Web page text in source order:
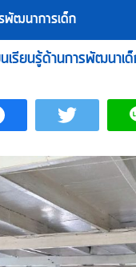
พัฒนาการเด็ก
เรียนรู้ด้านการพัฒนาเ